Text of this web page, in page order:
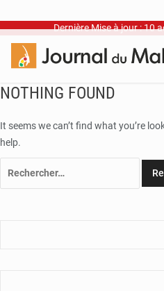
Dernière Mise à jour : 10
NOTHING FOUND
It seems we can’t find what you’re
help.